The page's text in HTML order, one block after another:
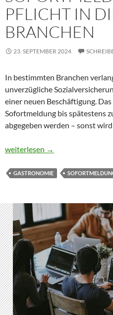
PFLICHT IN
BRANCHEN
23. SEPTEMBER 2024
In bestimmten Branchen
unverzügliche
einer neuen Beschäftigung.
Sofortmeldung bis spätestens
abgegeben werden – sonst
Sofortmeldungen sind Pflicht in
weiterlesen →
GASTRONOMIE